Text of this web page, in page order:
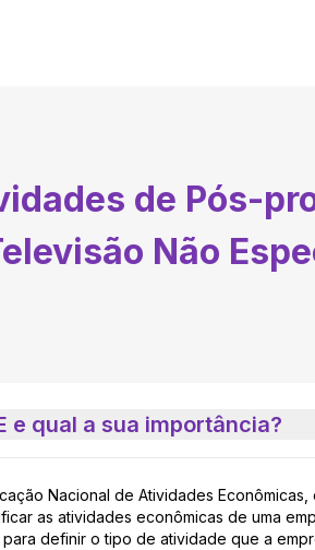
de Pós-
Não
e qual a sua importância?
Nacional de Atividades
as atividades econômicas de uma
definir o tipo de atividade que a